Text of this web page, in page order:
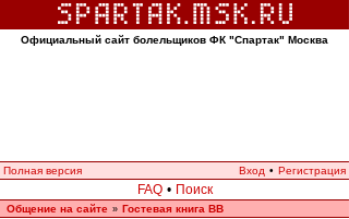
Официальный сайт болельщиков ФК "Спартак" Москва
Полная версия Вход • Регистрация
FAQ • Поиск
Общение на сайте » Гостевая книга ВВ